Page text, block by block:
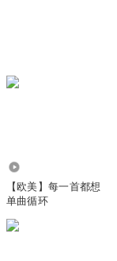
【欧美】每一首都想
单曲循环